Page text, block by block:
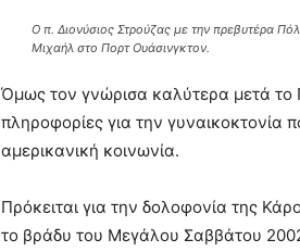
Ο π. Διονύσιος Στρούζας με την πρεβυτέρα
Μιχαήλ στο Πορτ Ουάσινγκτον.
Όμως τον γνώρισα καλύτερα μετά
πληροφορίες για την γυναικοκτονία
αμερικανική κοινωνία.
Πρόκειται για την δολοφονία της
το βράδυ του Μεγάλου Σαββάτου